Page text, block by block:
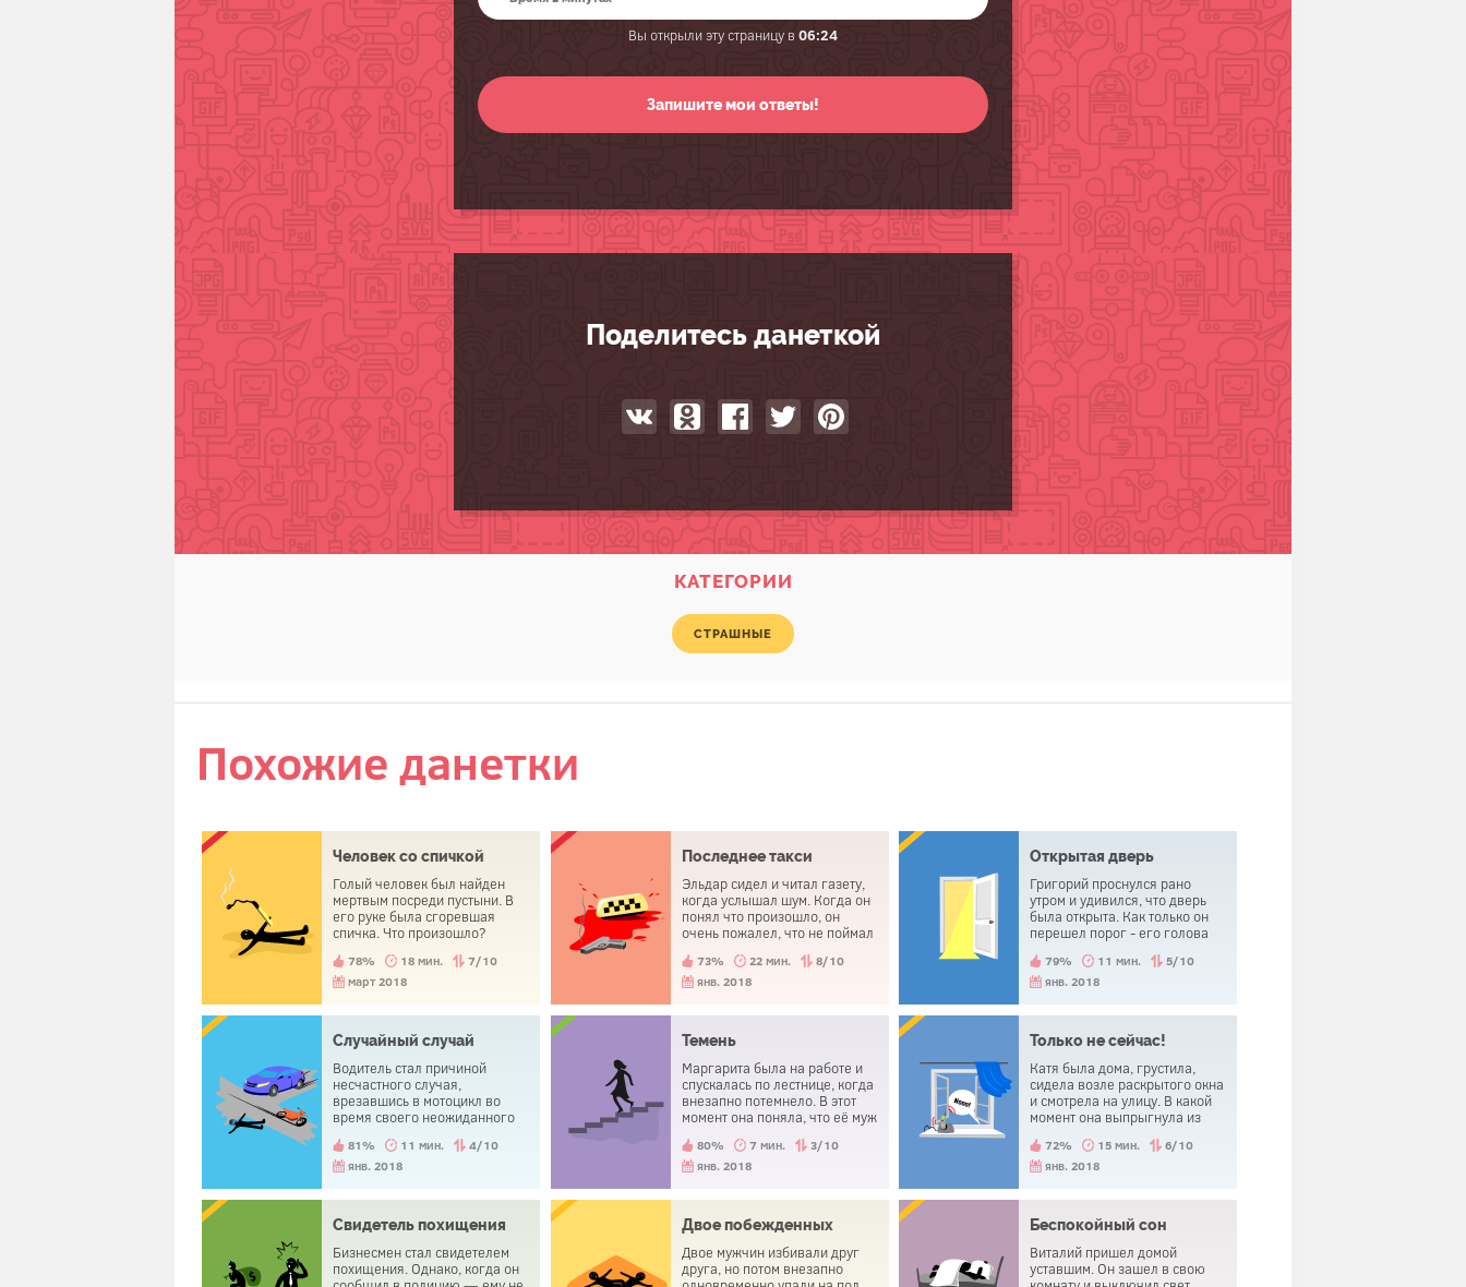
Вы открыли эту страницу в 06:24
Поделитесь данеткой
КАТЕГОРИИ
СТРАШНЫЕ
Похожие данетки
Человек со спичкой
Голый человек был найден
мертвым посреди пустыни. В
его руке была сгоревшая
спичка. Что произошло?
78% 18 мин.
7/10
март 2018
Последнее такси
Эльдар сидел и читал газету,
когда услышал шум. Когда он
понял что произошло, он
очень пожалел, что не поймал
покончил с собой.
73% 22 мин.
8/10
янв. 2018
Открытая дверь
Григорий проснулся рано
утром и удивился, что дверь
была открыта. Как только он
перешел порог - его голова
79% 11 мин.
5/10
янв. 2018
Случайный случай
Водитель стал причиной
несчастного случая,
врезавшись в мотоцикл во
время своего неожиданного
когда полицейский приехал,
был арестован другой
освобожден.
81% 11 мин.
4/10
янв. 2018
Темень
Маргарита была на работе и
спускалась по лестнице, когда
внезапно потемнело. В этот
момент она поняла, что её муж
80% 7 мин.
3/10
янв. 2018
Только не сейчас!
Катя была дома, грустила,
сидела возле раскрытого окна
и смотрела на улицу. В какой
момент она выпрыгнула из
услышала, что телефон
зазвонил и пожалела о
72% 15 мин.
6/10
янв. 2018
Свидетель похищения
Бизнесмен стал свидетелем
похищения. Однако, когда он
Двое побежденных
Двое мужчин избивали друг
друга, но потом внезапно
Беспокойный сон
Виталий пришел домой
уставшим. Он зашел в свою